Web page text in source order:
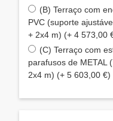
(B) Terraço com
PVC (suporte
+ 2x4 m) (+ 4 573,00
(C) Terraço com
parafusos de METAL
2x4 m) (+ 5 603,00 €)